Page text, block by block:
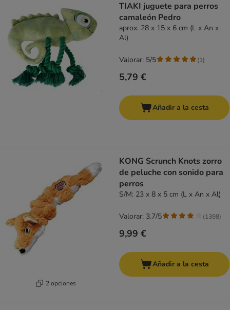
TIAKI juguete para perros
camaleón Pedro
aprox. 28 x 15 x 6 cm (L x An x
Al)
5,79 €
Valorar: 5/5 (1)
Añadir a la cesta
2 opciones
KONG Scrunch Knots zorro
de peluche con sonido para
perros
S/M: 23 x 8 x 5 cm (L x An x Al)
9,99 €
Valorar: 3.7/5 (1398)
Añadir a la cesta